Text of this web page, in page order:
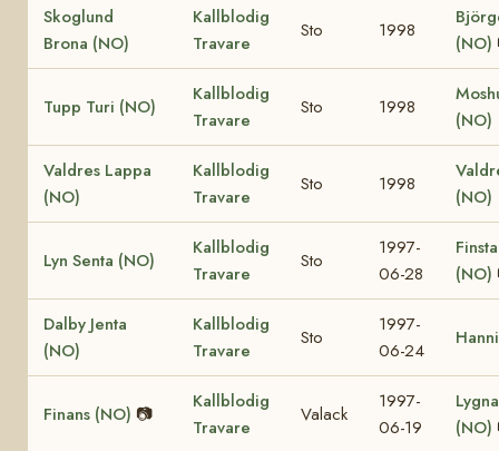
Skoglund
Brona (NO)
Kallblodig
Travare
Sto 1998
(NO)
Tupp Turi (NO)
Kallblodig
Travare
Sto 1998
(NO)
Valdres Lappa
(NO)
Kallblodig
Travare
Sto 1998
(NO)
Lyn Senta (NO)
Kallblodig
Travare
Sto
1997-
06-28
(NO)
Dalby Jenta
(NO)
Kallblodig
Travare
Sto
1997-
06-24
Finans (NO) 📷
Kallblodig
Travare
Valack
1997-
06-19
(NO)